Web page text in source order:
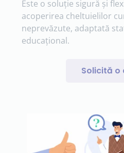
Este o soluție sigură și
acoperirea cheltuielilor
neprevăzute, adaptată
educațional.
Solicită